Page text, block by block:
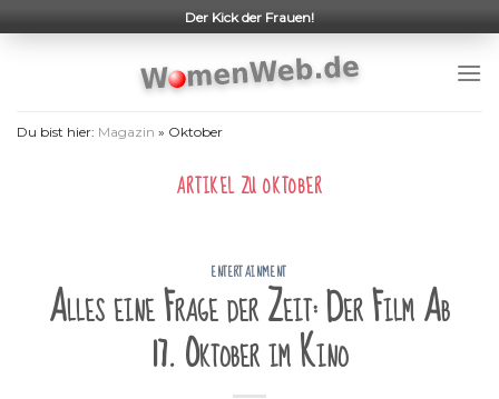
to
Der Kick der Frauen!
Du bist hier: Magazin » Oktober
ARTIKEL ZUOKTOBER
ENTERTAINMENT
Alles eine Frage der Zeit: Der Film Ab
17. Oktober im Kino